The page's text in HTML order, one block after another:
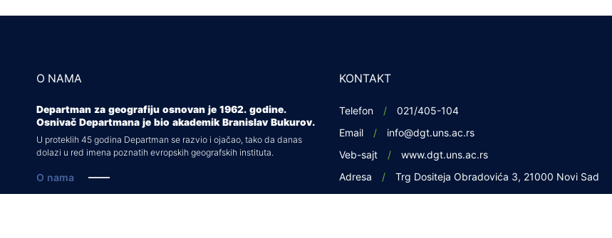
O NAMA
Departman za geografiju osnovan je 1962. godine.
Osnivač Departmana je bio akademik Branislav Bukurov.
U proteklih 45 godina Departman se razvio i ojačao, tako da danas
dolazi u red imena poznatih evropskih geografskih instituta.
O nama
KONTAKT
Telefon
021/405-104
Email
info@dgt.uns.ac.rs
Veb-sajt
www.dgt.uns.ac.rs
Adresa
Trg Dositeja Obradovića 3, 21000 Novi Sad